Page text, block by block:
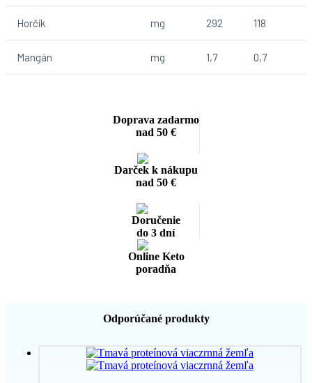
Horčík mg 292 118
Mangán mg 1,7 0,7
Doprava zadarmo
nad 50 €
Darček k nákupu
nad 50 €
Doručenie
do 3 dní
Online Keto
poradňa
Odporúčané produkty